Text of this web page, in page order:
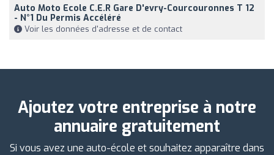
Auto Moto Ecole C.e.r Gare D'evry-Courcouronnes T 12
- N°1 Du Permis Accéléré
Voir les données d'adresse et de contact
Ajoutez votre entreprise à notre
annuaire gratuitement
Si vous avez une auto-école et souhaitez apparaître dans